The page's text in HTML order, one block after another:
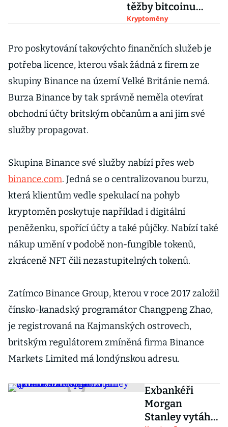
těžby bitcoinu
skokově roste
Kryptoměny
Pro poskytování takovýchto finančních služeb je
potřeba licence, kterou však žádná z firem ze
skupiny Binance na území Velké Británie nemá.
Burza Binance by tak správně neměla otevírat
obchodní účty britským občanům a ani jim své
služby propagovat.
Skupina Binance své služby nabízí přes web
binance.com. Jedná se o centralizovanou burzu,
která klientům vedle spekulací na pohyb
kryptoměn poskytuje například i digitální
peněženku, spořící účty a také půjčky. Nabízí také
nákup umění v podobě non-fungible tokenů,
zkráceně NFT čili nezastupitelných tokenů.
Zatímco Binance Group, kterou v roce 2017 založil
čínsko-kanadský programátor Changpeng Zhao,
je registrovaná na Kajmanských ostrovech,
britským regulátorem zmíněná firma Binance
Markets Limited má londýnskou adresu.
Exbankéři
Morgan
Stanley vytáhli